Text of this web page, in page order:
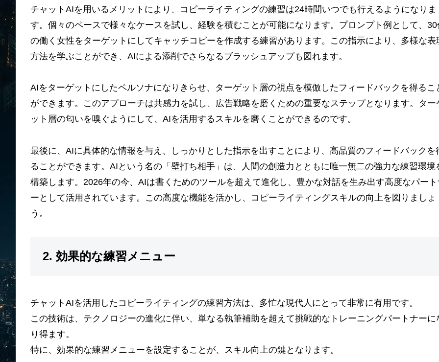
チャットAIを用いるメリットにより、コピーライティングの練習は24時間いつでも行えるようになりま
す。個々のペースで様々なケースを試し、経験を積むことが可能になります。プロンプト例として、30
の働く女性をターゲットにしてキャッチコピーを作成する練習があります。この指示により、多様な表
方法を学ぶことができ、AIによる添削でさらなるブラッシュアップも図れます。
AIをターゲットにしたペルソナになりきらせ、ターゲット層の視点を模倣したフィードバックを得るこ
ができます。このアプローチは共感力を試し、広告戦略を磨くための重要なステップとなります。ター
ット層の匂いを嗅ぐようにして、AIを活用するスキルを磨くことができるのです。
最後に、AIに具体的な情報を与え、しっかりとした指示を出すことにより、高品質のフィードバックを
ることができます。AIという名の「壁打ち相手」は、人間の創造力とともに唯一無二の強力な練習環境
構築します。2026年の今、AIは書くためのツールを超えて進化し、豊かな対話を生み出す高度なパー
ーとして活用されています。この高度な機能を活かし、コピーライティングスキルの向上を図りましょ
う。
2. 効果的な練習メニュー
チャットAIを活用したコピーライティングの練習方法は、多忙な現代人にとって非常に有用です。
この技術は、テクノロジーの進化に伴い、単なる執筆補助を超えて挑戦的なトレーニングパートナーに
り得ます。
特に、効果的な練習メニューを設定することが、スキル向上の鍵となります。